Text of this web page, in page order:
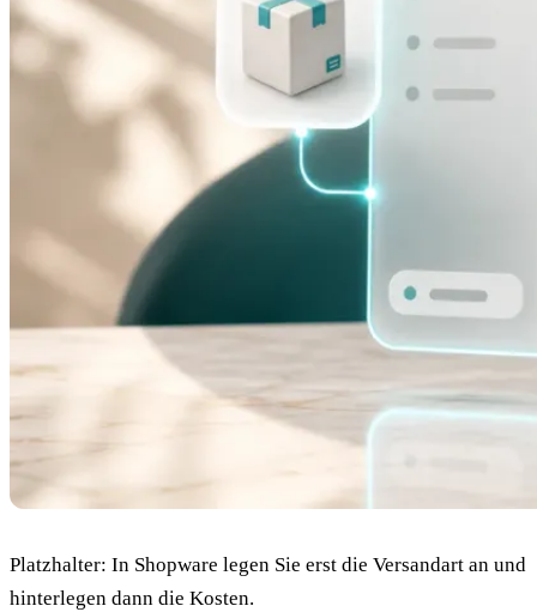
Platzhalter: In Shopware legen Sie erst die Versandart an und
hinterlegen dann die Kosten.